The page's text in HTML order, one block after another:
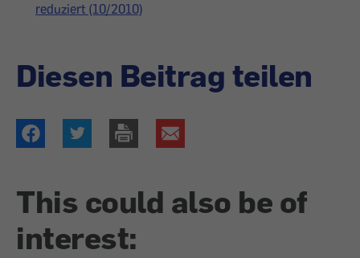
reduziert (10/2010)
Diesen Beitrag teilen
This could also be of
interest: